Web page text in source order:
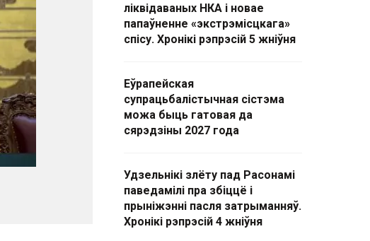
ліквідаваных НКА і новае
папаўненне «экстрэмісцкага»
спісу. Хронікі рэпрэсій 5 жніўня
Еўрапейская
супрацьбалістычная сістэма
можа быць гатовая да
сярэдзіны 2027 года
Удзельнікі злёту пад Расонамі
паведамілі пра збіццё і
прыніжэнні пасля затрыманняў.
Хронікі рэпрэсій 4 жніўня